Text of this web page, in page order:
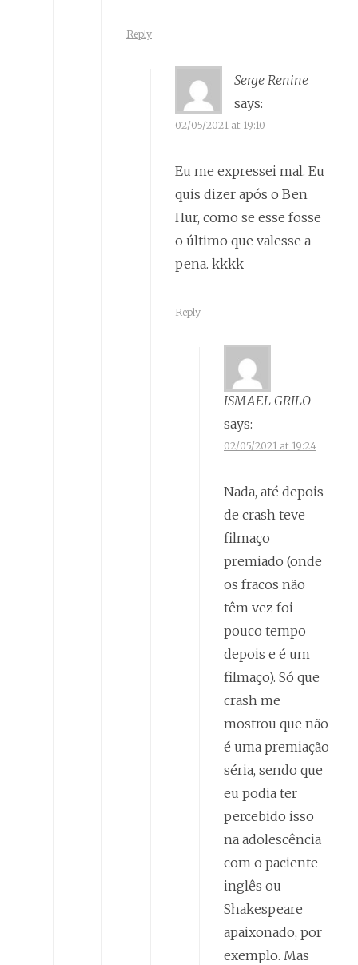
Reply
Serge Renine
says:
02/05/2021 at 19:10
Eu me expressei mal. Eu
quis dizer após o Ben
Hur, como se esse fosse
o último que valesse a
pena. kkkk
Reply
ISMAEL GRILO
says:
02/05/2021 at 19:24
Nada, até depois
de crash teve
filmaço
premiado (onde
os fracos não
têm vez foi
pouco tempo
depois e é um
filmaço). Só que
crash me
mostrou que não
é uma premiação
séria, sendo que
eu podia ter
percebido isso
na adolescência
com o paciente
inglês ou
Shakespeare
apaixonado, por
exemplo. Mas